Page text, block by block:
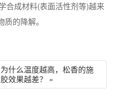
成材料(表面活性剂等)越来
的降解。
为什么温度越高，松香的施
胶效果越差？ »